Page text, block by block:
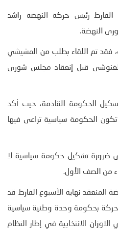
رئيس حركة النهضة راشد
النهضة.
فقد تم اللقاء بطلب من المشيشي
قبل إنعقاد مجلس شورى
الحكومة القادمة، حيث أكد
الحكومة سياسية تراعى فيها
تشكيل حكومة سياسية لا
من الصف الأول.
المنعقد نهاية الأسبوع الفارط قد
بحكومة وحدة وطنية سياسية
الانتخابية في إطار النظام